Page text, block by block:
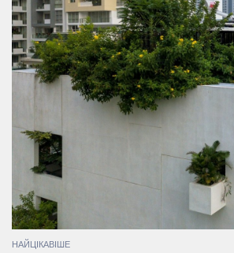
НАЙЦІКАВІШЕ